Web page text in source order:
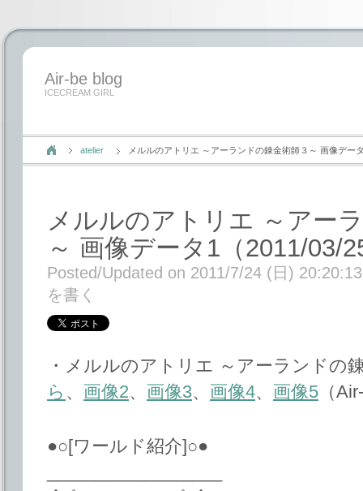
Air-be blog
ICECREAM GIRL
atelier メルルのアトリエ ～アーランドの錬金術師３～ 画像デー
メルルのアトリエ ～アー
～ 画像データ1（2011/03/
Posted/Updated on 2011/7/24 (日) 20:20:13
を書く
・メルルのアトリエ ～アーランドの
ら 、 画像2、 画像3、 画像4、 画像5 （
●○[ワールド紹介]○●